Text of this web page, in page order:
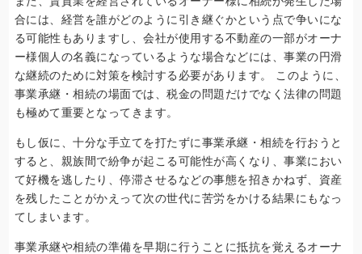
合には、経営を誰がどのように引き継ぐかという点で争いにな
る可能性もありますし、会社が使用する不動産の一部がオーナ
ー様個人の名義になっているような場合などには、事業の円滑
な継続のために対策を検討する必要があります。 このように、
事業承継・相続の場面では、税金の問題だけでなく法律の問題
も極めて重要となってきます。
もし仮に、十分な手立てを打たずに事業承継・相続を行おうと
すると、親族間で紛争が起こる可能性が高くなり、事業におい
て好機を逃したり、停滞させるなどの事態を招きかねず、資産
を残したことがかえって次の世代に苦労をかける結果にもなっ
てしまいます。
事業承継や相続の準備を早期に行うことに抵抗を覚えるオーナ